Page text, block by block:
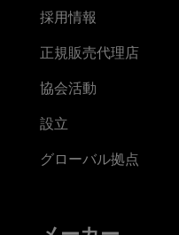
採用情報
正規販売代理店
協会活動
設立
グローバル拠点